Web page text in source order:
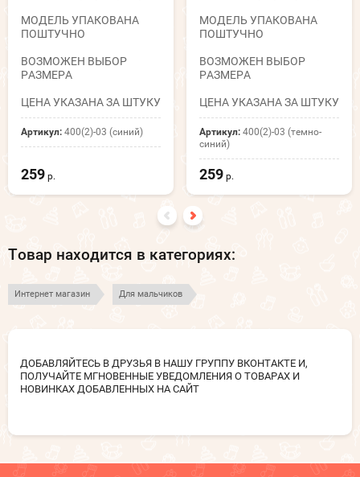
ДОБАВЛЯЙТЕСЬ В ДРУЗЬЯ В НАШУ ГРУППУ ВКОНТАКТЕ И,
ПОЛУЧАЙТЕ МГНОВЕННЫЕ УВЕДОМЛЕНИЯ О ТОВАРАХ И
НОВИНКАХ ДОБАВЛЕННЫХ НА САЙТ
МОДЕЛЬ УПАКОВАНА
ПОШТУЧНО
ВОЗМОЖЕН ВЫБОР
РАЗМЕРА
ЦЕНА УКАЗАНА ЗА ШТУКУ
Артикул: 400(2)-03 (синий)
259 р.
МОДЕЛЬ УПАКОВАНА
ПОШТУЧНО
ВОЗМОЖЕН ВЫБОР
РАЗМЕРА
ЦЕНА УКАЗАНА ЗА ШТУКУ
Артикул: 400(2)-03 (темно-
синий)
259 р.
Товар находится в категориях:
Интернет магазин Для мальчиков